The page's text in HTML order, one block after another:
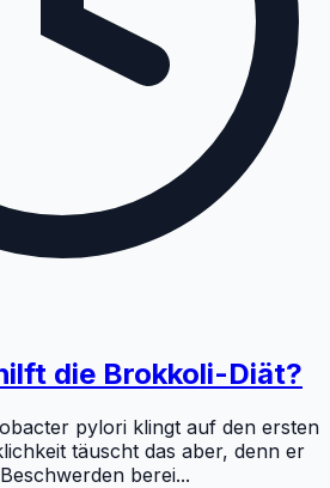
die Brokkoli-Diät?
pylori klingt auf den ersten
täuscht das aber, denn er
berei...